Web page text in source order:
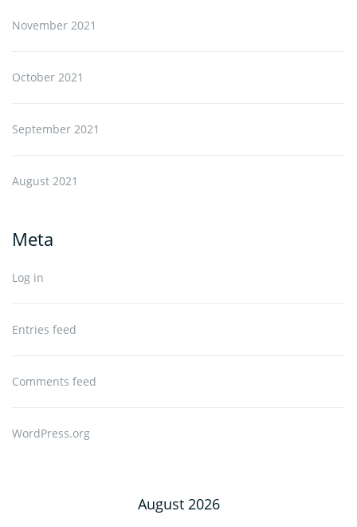
November 2021
October 2021
September 2021
August 2021
Meta
Log in
Entries feed
Comments feed
WordPress.org
August 2026